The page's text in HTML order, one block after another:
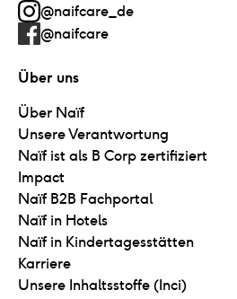
@naifcare_de
@naifcare
Über uns
Über Naïf
Unsere Verantwortung
Naïf ist als B Corp zertifiziert
Impact
Naïf B2B Fachportal
Naïf in Hotels
Naïf in Kindertagesstätten
Karriere
Unsere Inhaltsstoffe (Inci)